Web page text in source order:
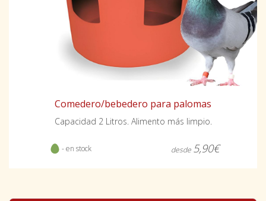
Comedero/bebedero para palomas
Capacidad 2 Litros. Alimento más limpio.
- en stock desde 5,90€